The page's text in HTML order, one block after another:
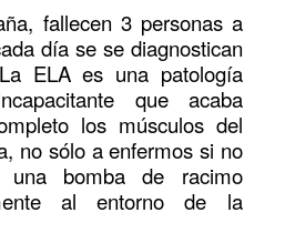
fallecen 3 personas a
día se se diagnostican
ELA es una patología
que acaba
los músculos del
no sólo a enfermos si no
bomba de racimo
al entorno de la